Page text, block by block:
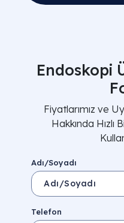
Endoskopi
Fiyatlarımız ve
Hakkında
Adı/Soyadı
Telefon